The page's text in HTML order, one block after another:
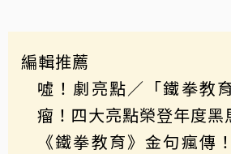
編輯推薦
噓！劇亮點／「鐵拳教
瘤！四大亮點榮登年度黑
《鐵拳教育》金句瘋傳